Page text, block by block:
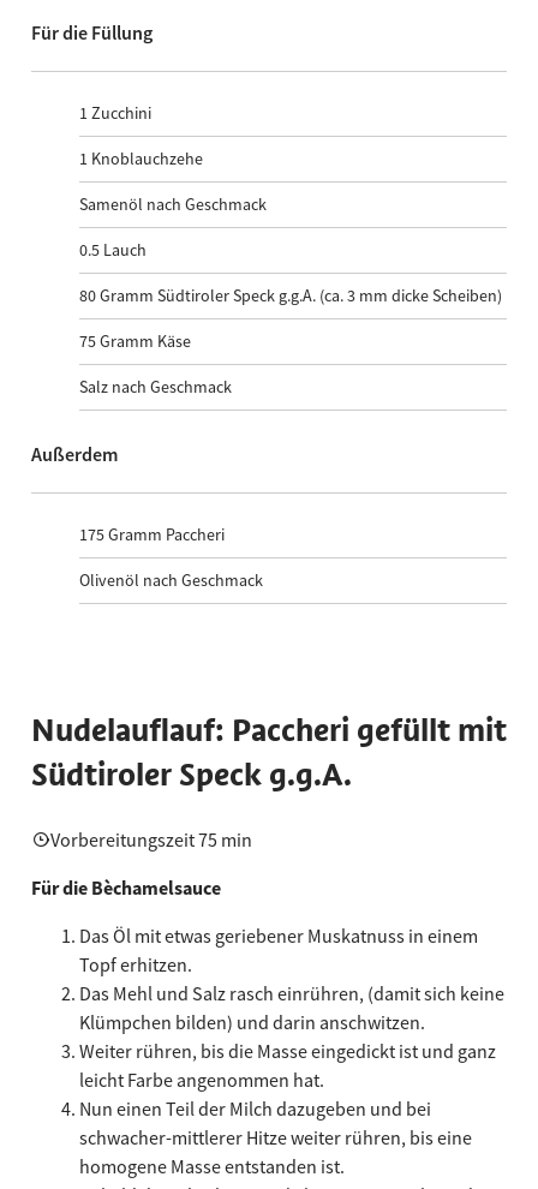
Für die Füllung
1Zucchini
1 Knoblauchzehe
Samenöl nach Geschmack
0.5 Lauch
80Gramm Südtiroler Speck g.g.A. (ca. 3 mm dicke Scheiben)
75Gramm Käse
Salz nach Geschmack
Außerdem
175Gramm Paccheri
Olivenöl nach Geschmack
Nudelauflauf: Paccheri gefüllt mit
Südtiroler Speck g.g.A.
Vorbereitungszeit 75 min
Für die Bèchamelsauce
Das Öl mit etwas geriebener Muskatnuss in einem
Topf erhitzen.
Das Mehl und Salz rasch einrühren, (damit sich keine
Klümpchen bilden) und darin anschwitzen.
Weiter rühren, bis die Masse eingedickt ist und ganz
leicht Farbe angenommen hat.
Nun einen Teil der Milch dazugeben und bei
schwacher-mittlerer Hitze weiter rühren, bis eine
homogene Masse entstanden ist.